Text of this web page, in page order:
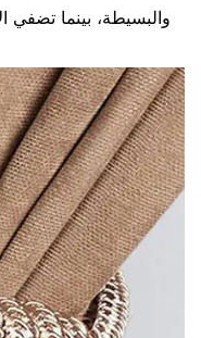
والبسيطة، بينما تضفي